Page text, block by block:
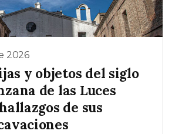
2026
y objetos del siglo
de las Luces
de sus